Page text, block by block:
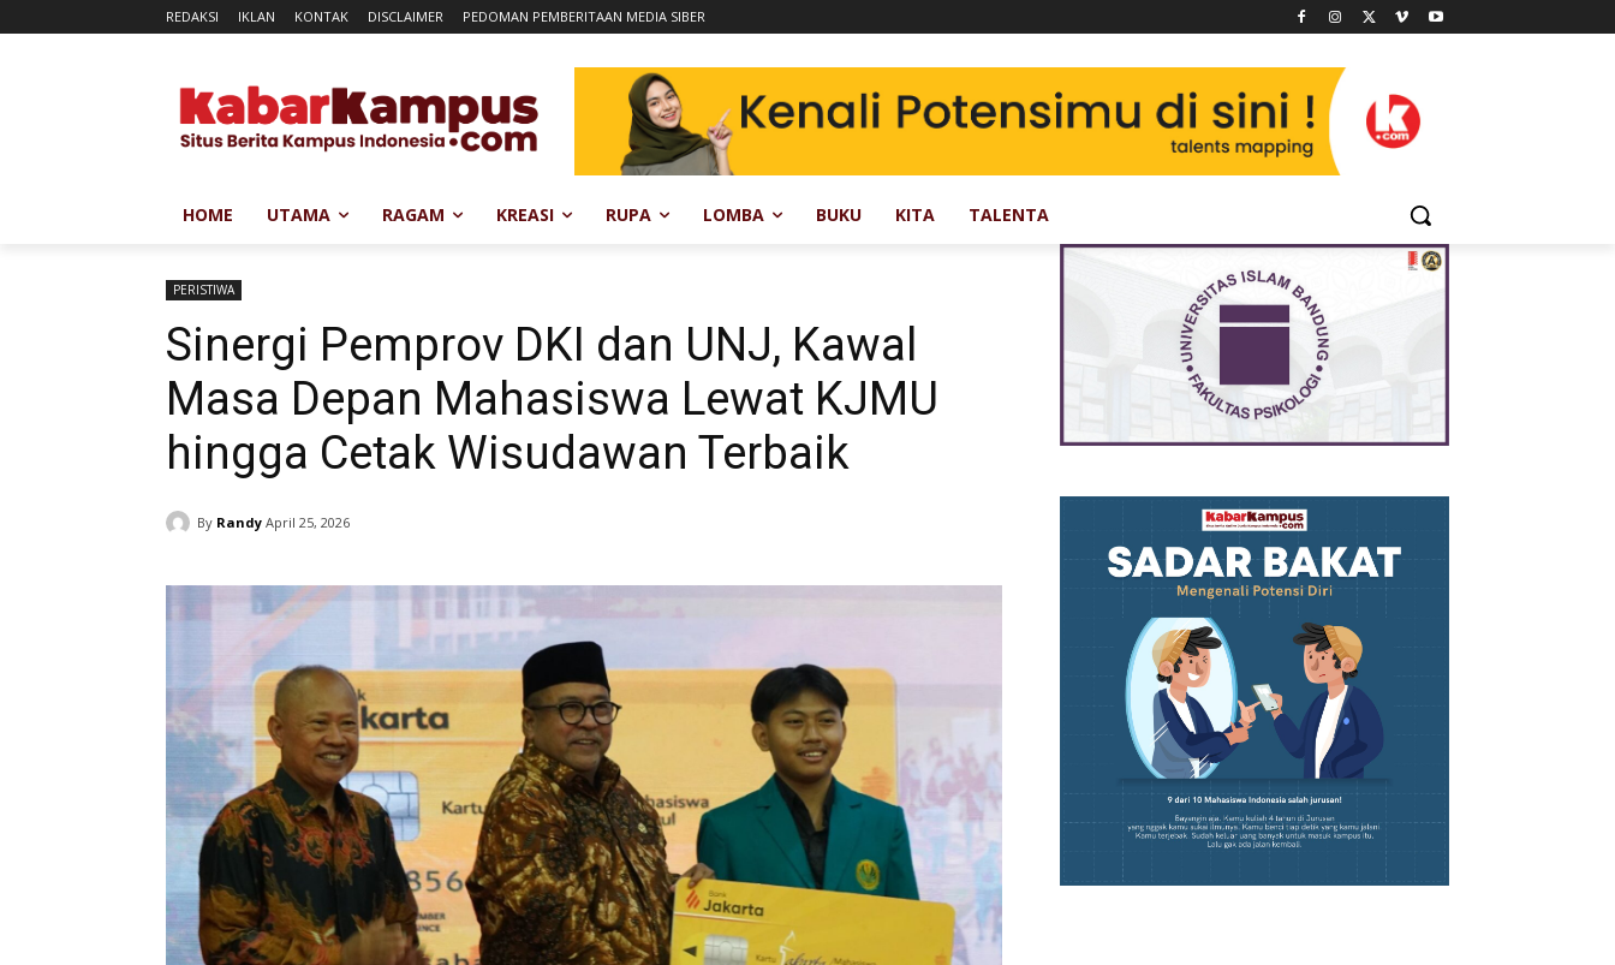
REDAKSI IKLAN KONTAK DISCLAIMER PEDOMAN PEMBERITAAN MEDIA SIBER
HOME UTAMA RAGAM KREASI RUPA LOMBA BUKU KITA TALENTA
PERISTIWA
Sinergi Pemprov DKI dan UNJ, Kawal
Masa Depan Mahasiswa Lewat KJMU
hingga Cetak Wisudawan Terbaik
By Randy April 25, 2026